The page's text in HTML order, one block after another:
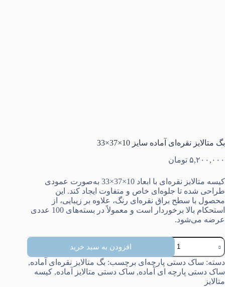
بگ متالایز نقره‌ای آماده سایز 10×37×33
۵,۲۰۰,۰۰۰ تومان
کیسه متالایز نقره‌ای با ابعاد 10×37×33 به‌صورت عمودی
طراحی شده تا جلوه‌ای خاص و متفاوت ایجاد کند. این
محصول با سطح براق نقره‌ای رنگ، علاوه بر زیبایی، از
استحکام بالا برخوردار است و معمولاً در بسته‌های 100 عددی
عرضه می‌شود.
بگ
متالایز
نقره‌ای
آماده
سایز
افزودن به سبد خرید
دسته: ساک دستی پارچه‌ای برچسب: بگ متالایز نقره‌ای آماده,
ساک دستی پارچه ای آماده, ساک دستی متالایز آماده, کیسه
متالایز